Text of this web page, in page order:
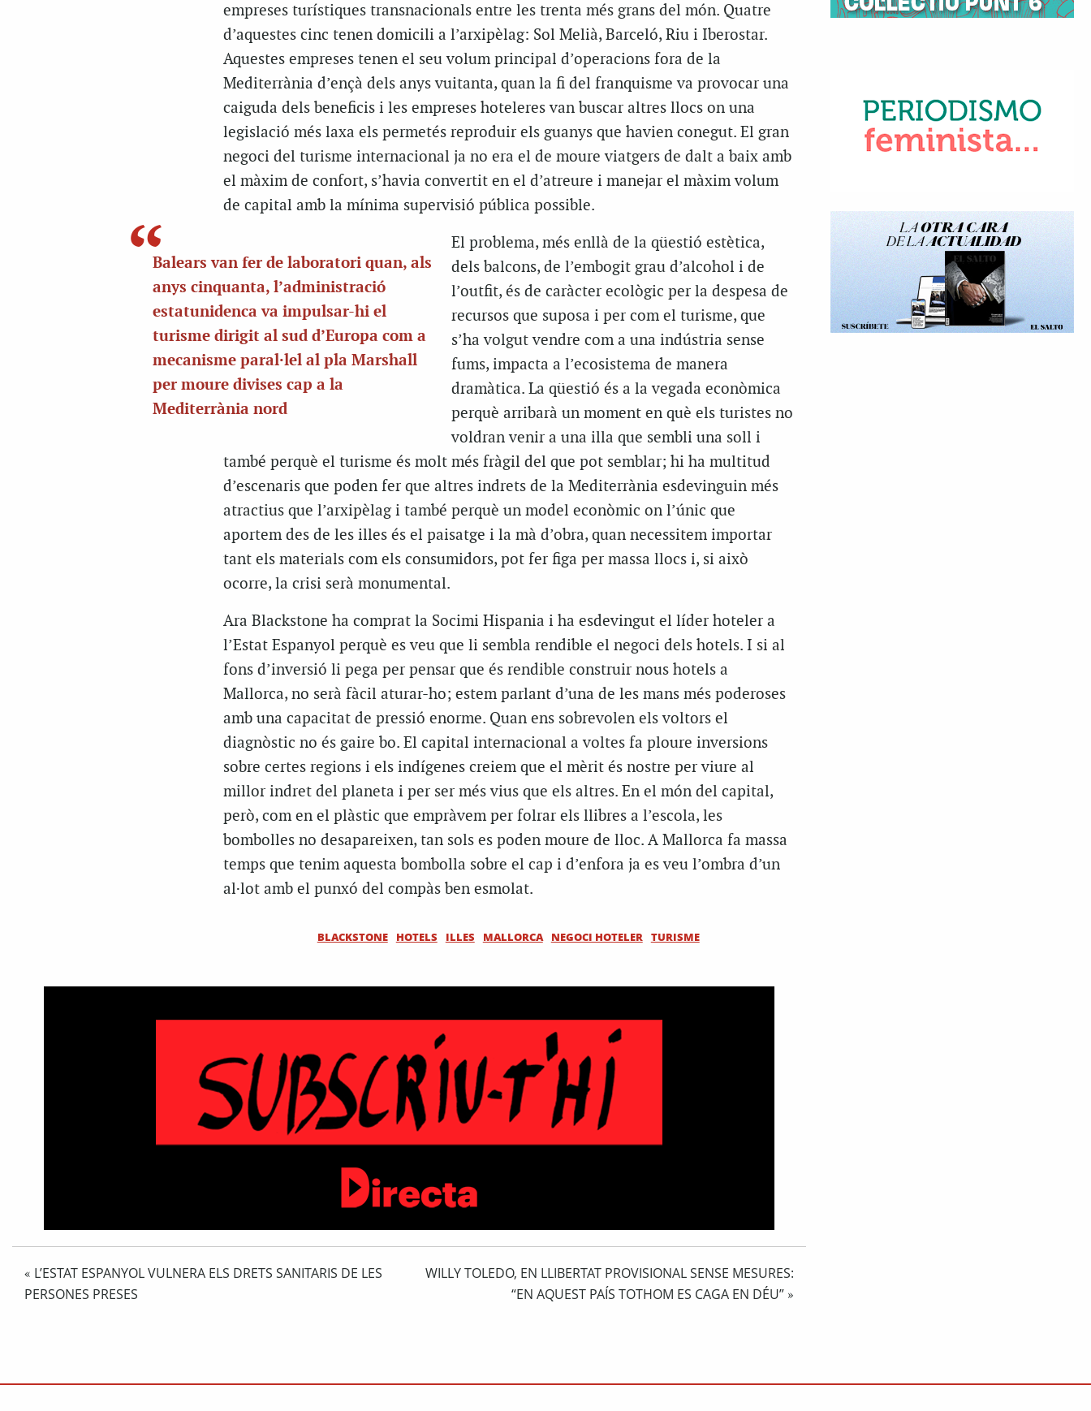
empreses turístiques transnacionals entre les trenta més grans del món. Quatre
d’aquestes cinc tenen domicili a l’arxipèlag: Sol Melià, Barceló, Riu i Iberostar.
Aquestes empreses tenen el seu volum principal d’operacions fora de la
Mediterrània d’ençà dels anys vuitanta, quan la fi del franquisme va provocar una
caiguda dels beneficis i les empreses hoteleres van buscar altres llocs on una
legislació més laxa els permetés reproduir els guanys que havien conegut. El gran
negoci del turisme internacional ja no era el de moure viatgers de dalt a baix amb
el màxim de confort, s’havia convertit en el d’atreure i manejar el màxim volum
de capital amb la mínima supervisió pública possible.
Balears van fer de laboratori quan, als
anys cinquanta, l’administració
estatunidenca va impulsar-hi el
turisme dirigit al sud d’Europa com a
mecanisme paral·lel al pla Marshall
per moure divises cap a la
Mediterrània nord
El problema, més enllà de la qüestió estètica,
dels balcons, de l’embogit grau d’alcohol i de
l’outfit, és de caràcter ecològic per la despesa de
recursos que suposa i per com el turisme, que
s’ha volgut vendre com a una indústria sense
fums, impacta a l’ecosistema de manera
dramàtica. La qüestió és a la vegada econòmica
perquè arribarà un moment en què els turistes no
voldran venir a una illa que sembli una soll i
també perquè el turisme és molt més fràgil del que pot semblar; hi ha multitud
d’escenaris que poden fer que altres indrets de la Mediterrània esdevinguin més
atractius que l’arxipèlag i també perquè un model econòmic on l’únic que
aportem des de les illes és el paisatge i la mà d’obra, quan necessitem importar
tant els materials com els consumidors, pot fer figa per massa llocs i, si això
ocorre, la crisi serà monumental.
Ara Blackstone ha comprat la Socimi Hispania i ha esdevingut el líder hoteler a
l’Estat Espanyol perquè es veu que li sembla rendible el negoci dels hotels. I si al
fons d’inversió li pega per pensar que és rendible construir nous hotels a
Mallorca, no serà fàcil aturar-ho; estem parlant d’una de les mans més poderoses
amb una capacitat de pressió enorme. Quan ens sobrevolen els voltors el
diagnòstic no és gaire bo. El capital internacional a voltes fa ploure inversions
sobre certes regions i els indígenes creiem que el mèrit és nostre per viure al
millor indret del planeta i per ser més vius que els altres. En el món del capital,
però, com en el plàstic que empràvem per folrar els llibres a l’escola, les
bombolles no desapareixen, tan sols es poden moure de lloc. A Mallorca fa massa
temps que tenim aquesta bombolla sobre el cap i d’enfora ja es veu l’ombra d’un
al·lot amb el punxó del compàs ben esmolat.
BLACKSTONE HOTELS ILLES MALLORCA NEGOCI HOTELER TURISME
« L’ESTAT ESPANYOL VULNERA ELS DRETS SANITARIS DE LES
PERSONES PRESES
WILLY TOLEDO, EN LLIBERTAT PROVISIONAL SENSE MESURES:
“EN AQUEST PAÍS TOTHOM ES CAGA EN DÉU” »